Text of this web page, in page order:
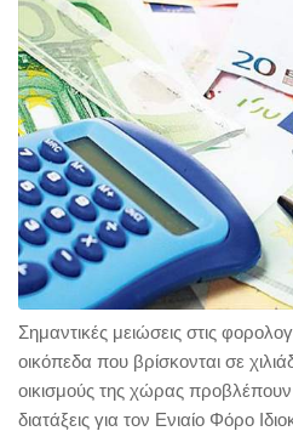
Σημαντικές μειώσεις στις
οικόπεδα που βρίσκονται σε
οικισμούς της χώρας προβλέπουν
διατάξεις για τον Ενιαίο Φόρο